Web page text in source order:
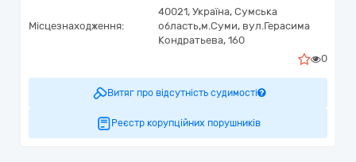
Місцезнаходження:
40021, Україна, Сумська
область,м.Суми, вул.Герасима
Кондратьева, 160
0
Витяг про відсутність судимості
Реєстр корупційних порушників